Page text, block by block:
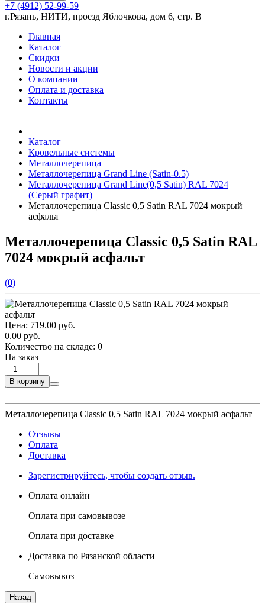
+7 (4912) 52-99-59
г.Рязань, НИТИ, проезд Яблочкова, дом 6, стр. В
Главная
Каталог
Скидки
Новости и акции
О компании
Оплата и доставка
Контакты
Каталог
Кровельные системы
Металлочерепица
Металлочерепица Grand Line (Satin-0.5)
Металлочерепица Grand Line(0,5 Satin) RAL 7024
(Серый графит)
Металлочерепица Classic 0,5 Satin RAL 7024 мокрый
асфальт
Металлочерепица Classic 0,5 Satin RAL
7024 мокрый асфальт
(0)
Цена: 719.00 руб.
0.00 руб.
Количество на складе: 0
На заказ
В корзину
Металлочерепица Classic 0,5 Satin RAL 7024 мокрый асфальт
Отзывы
Оплата
Доставка
Зарегистрируйтесь, чтобы создать отзыв.
Оплата онлайн
Оплата при самовывозе
Оплата при доставке
Доставка по Рязанской области
Самовывоз